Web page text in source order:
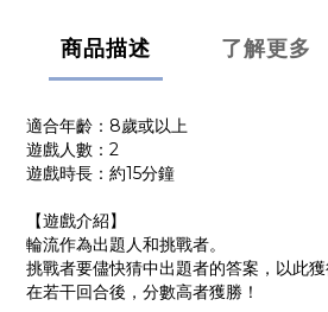
商品描述 了解更多
適合年齡：8歲或以上
遊戲人數：2
遊戲時長：約15分鐘
【遊戲介紹】
輪流作為出題人和挑戰者。
挑戰者要儘快猜中出題者的答案，以此獲
在若干回合後，分數高者獲勝！